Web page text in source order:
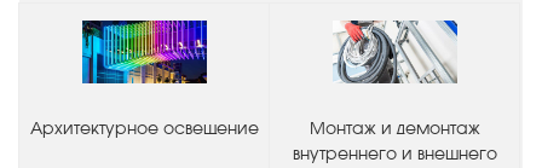
Архитектурное освещение
Монтаж и демонтаж
внутреннего и внешнего